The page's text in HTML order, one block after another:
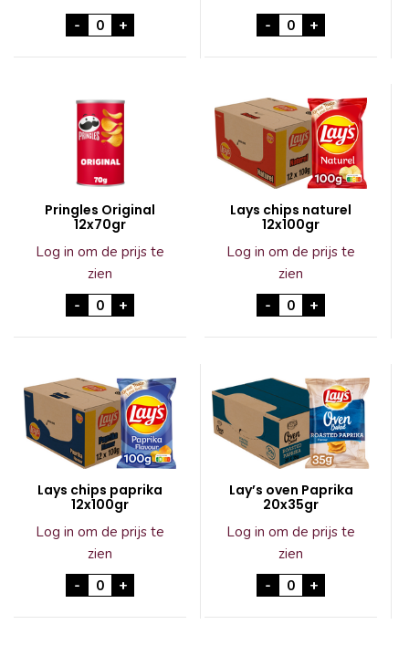
- Pringles Paprika 12x70gr aantal
+ - Pringles Hot &
+
Pringles Original
12x70gr
Log in om de prijs te
zien
- Pringles Original 12x70gr aantal
+
Lays chips naturel
12x100gr
Log in om de prijs te
zien
- Lays chips naturel
+
Lays chips paprika
12x100gr
Log in om de prijs te
zien
- Lays chips paprika 12x100gr aantal
+
Lay’s oven Paprika
20x35gr
Log in om de prijs te
zien
- Lay's oven
+